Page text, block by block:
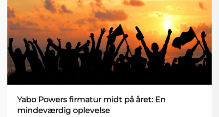
Yabo Powers firmatur midt på året: En
mindeværdig oplevelse